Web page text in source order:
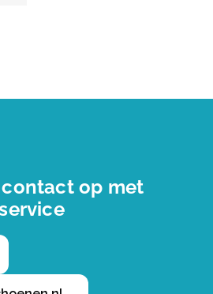
op met